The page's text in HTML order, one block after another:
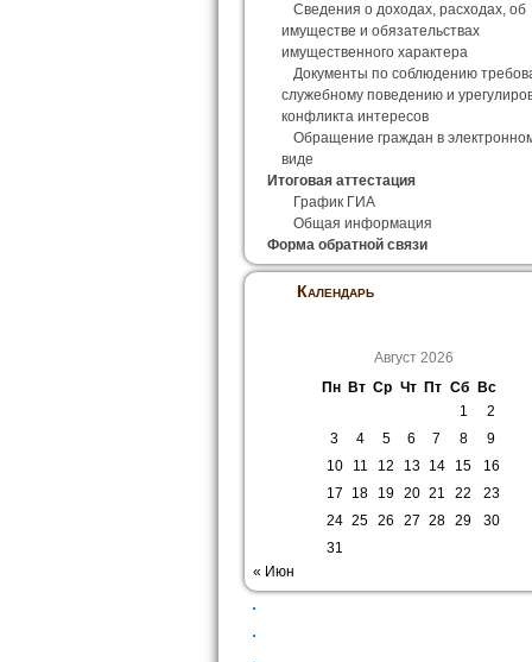
Сведения о доходах, расходах, об
имуществе и обязательствах
имущественного характера
Документы по соблюдению
служебному поведению и
конфликта интересов
Обращение граждан в
виде
Итоговая аттестация
График ГИА
Общая информация
Форма обратной связи
Календарь
Август 2026
Пн
Вт Ср Чт Пт Сб
Вс
1
2
3
4 5 6 7 8
9
10
11 12 13 14 15
16
17
18 19 20 21 22
23
24 25 26 27 28 29
30
31
« Июн